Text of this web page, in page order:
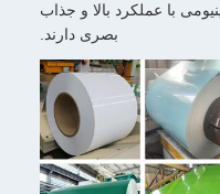
با عملکرد بالا و جذاب
بصری دارند.